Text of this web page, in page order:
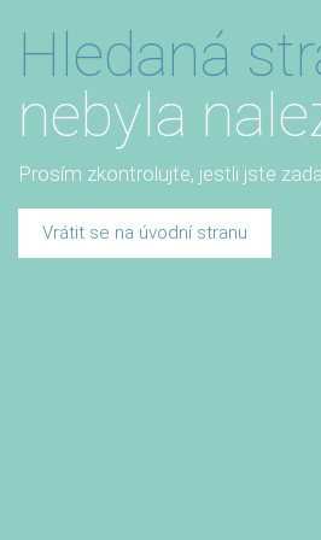
Hledaná
nebyla
Prosím zkontrolujte, jestli jste
Vrátit se na úvodní stranu